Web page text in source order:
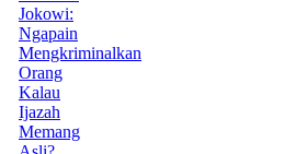
Jokowi:
Ngapain
Mengkriminalkan
Orang
Kalau
Ijazah
Memang